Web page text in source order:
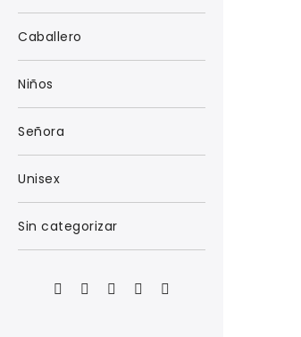
Caballero
Niños
Señora
Unisex
Sin categorizar